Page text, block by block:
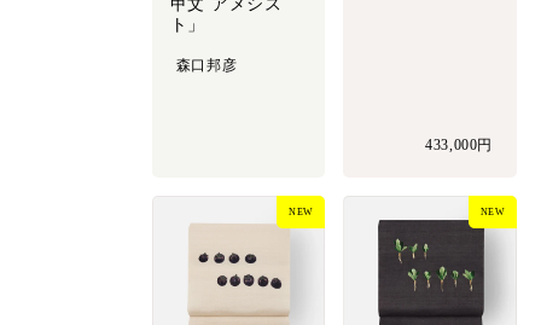
甲文 アメシス
ト」
森口邦彦
433,000円
NEW NEW